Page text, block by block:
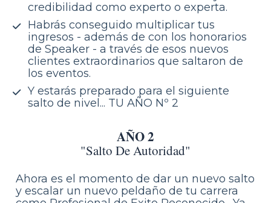
credibilidad como experto o experta.
Habrás conseguido multiplicar tus
ingresos - además de con los honorarios
de Speaker - a través de esos nuevos
clientes extraordinarios que saltaron de
los eventos.
Y estarás preparado para el siguiente
salto de nivel... TU AÑO Nº 2
AÑO 2
"Salto De Autoridad"
Ahora es el momento de dar un nuevo salto
y escalar un nuevo peldaño de tu carrera